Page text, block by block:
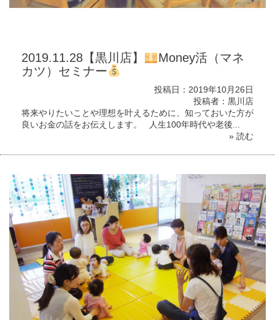
2019.11.28【黒川店】
Money活（マネ
カツ）セミナー
投稿日：2019年10月26日
投稿者：黒川店
将来やりたいことや理想を叶えるために、知っておいた方が
良いお金の話をお伝えします。 人生100年時代や老後...
» 読む